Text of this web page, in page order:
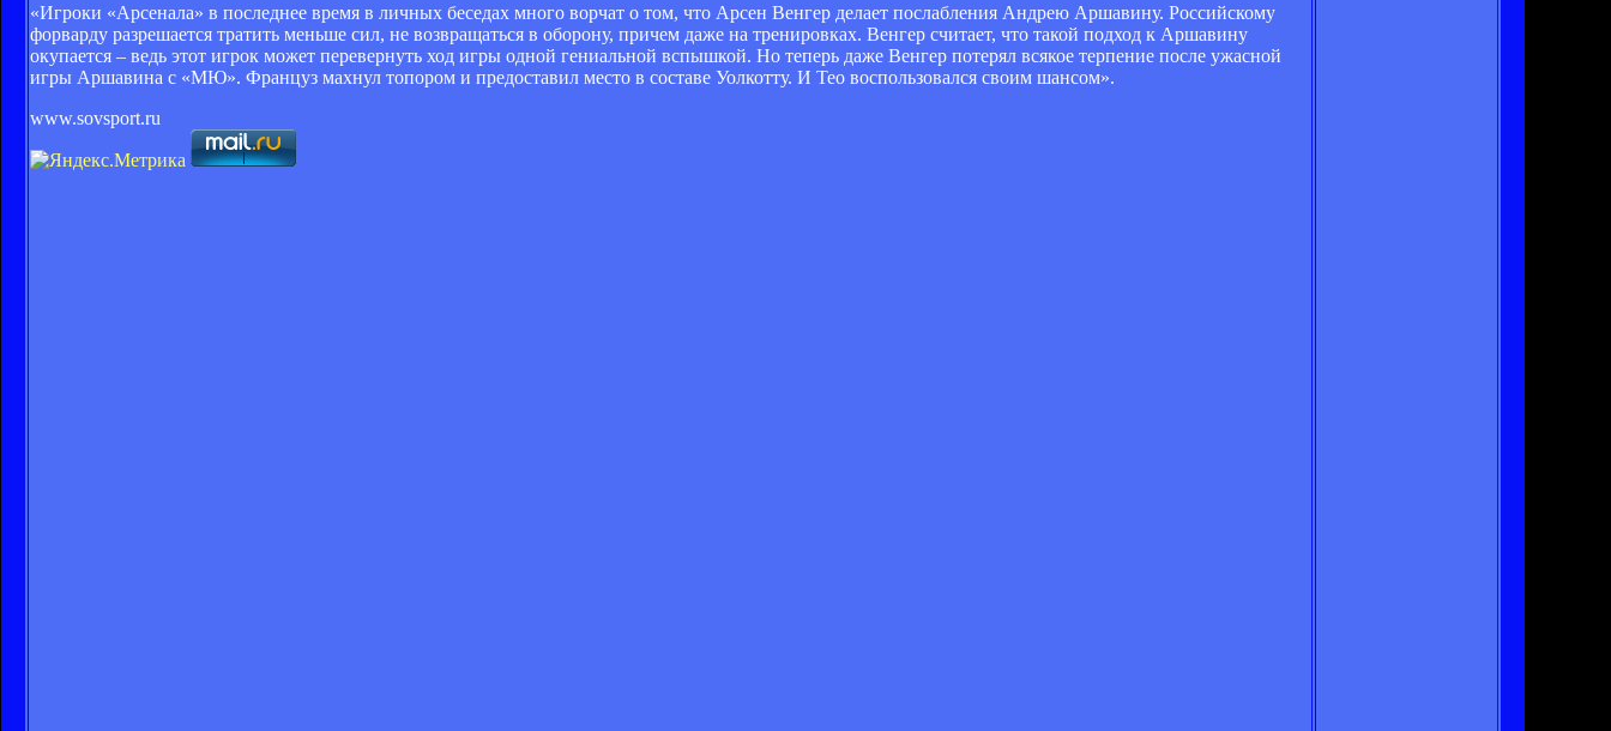
«Игроки «Арсенала» в последнее время в личных беседах много ворчат о том, что Арсен Венгер делает послабления Андрею Аршавину. Российскому
форварду разрешается тратить меньше сил, не возвращаться в оборону, причем даже на тренировках. Венгер считает, что такой подход к Аршавину
окупается – ведь этот игрок может перевернуть ход игры одной гениальной вспышкой. Но теперь даже Венгер потерял всякое терпение после ужасной
игры Аршавина с «МЮ». Француз махнул топором и предоставил место в составе Уолкотту. И Тео воспользовался своим шансом».
www.sovsport.ru